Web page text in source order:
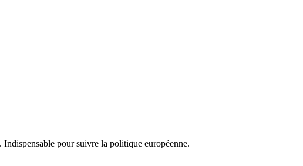
Indispensable pour suivre la politique européenne.